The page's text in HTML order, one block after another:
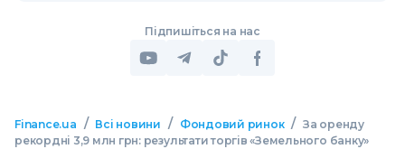
Підпишіться на нас
Finance.ua / Всі новини / Фондовий ринок / За оренду
рекордні 3,9 млн грн: результати торгів «Земельного банку»